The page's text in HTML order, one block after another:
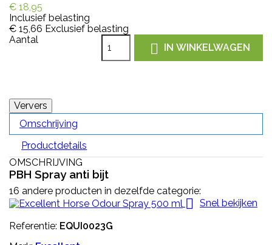
€ 18,95
Inclusief belasting
€ 15,66 Exclusief belasting
Aantal
 IN WINKELWAGEN
Omschrijving
Productdetails
OMSCHRIJVING
PBH Spray anti bijt
16 andere producten in dezelfde categorie:
 Snel bekijken
Referentie: EQUI0023G